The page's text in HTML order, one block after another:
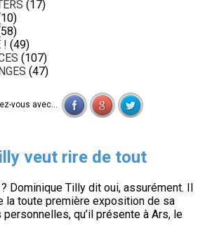
(17)
! (49)
(107)
(47)
vous avec...
veut rire de tout
Dominique Tilly dit oui, assurément. Il
la toute première exposition de sa
personnelles, qu’il présente à Ars, le